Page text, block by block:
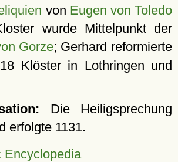
von Eugen von Toledo
wurde Mittelpunkt der
Gorze; Gerhard reformierte
Klöster in Lothringen und
Die Heiligsprechung
erfolgte 1131.
Encyclopedia